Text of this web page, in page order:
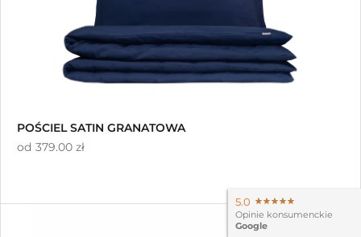
POŚCIEL SATIN GRANATOWA
od 379.00 zł
5.0 ★★★★★
★★★★★
Opinie konsumenckie
Google